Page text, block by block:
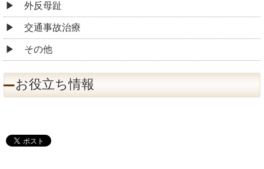
外反母趾
交通事故治療
その他
お役立ち情報